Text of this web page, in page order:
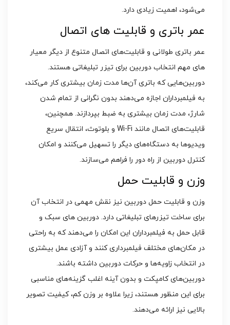
می‌شود، اهمیت زیادی دارد.
عمر باتری و قابلیت‌ های اتصال
عمر باتری طولانی و قابلیت‌های اتصال متنوع از دیگر معیار
های مهم انتخاب دوربین برای تیزر تبلیغاتی هستند.
دوربین‌هایی که باتری آن‌ها مدت زمان بیشتری کار می‌کند،
به فیلمبرداران اجازه می‌دهند بدون نگرانی از تمام شدن
شارژ، مدت زمان بیشتری به ضبط بپردازند. همچنین،
قابلیت‌های اتصال مانند Wi-Fi و بلوتوث، انتقال سریع
ویدیوها به دستگاه‌های دیگر را تسهیل می‌کنند و امکان
کنترل دوربین از راه دور را فراهم می‌سازند.
وزن و قابلیت حمل
وزن و قابلیت حمل دوربین نیز نقش مهمی در انتخاب آن
برای ساخت تیزرهای تبلیغاتی دارد. دوربین‌ های سبک و
قابل حمل به فیلمبرداران این امکان را می‌دهند که به راحتی
در مکان‌های مختلف فیلمبرداری کنند و آزادی عمل بیشتری
در انتخاب زاویه‌ها و حرکات دوربین داشته باشند.
دوربین‌های کامپکت و بدون آینه اغلب گزینه‌های مناسبی
برای این منظور هستند، زیرا علاوه بر وزن کم، کیفیت تصویر
بالایی نیز ارائه می‌دهند.